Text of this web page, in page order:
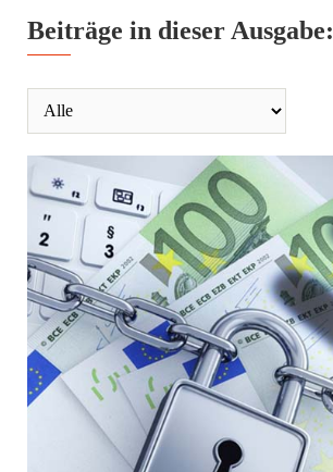
Beiträge in dieser Ausgabe: